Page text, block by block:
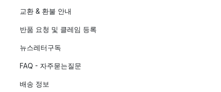
교환 & 환불 안내
반품 요청 및 클레임 등록
뉴스레터구독
FAQ - 자주묻는질문
배송 정보